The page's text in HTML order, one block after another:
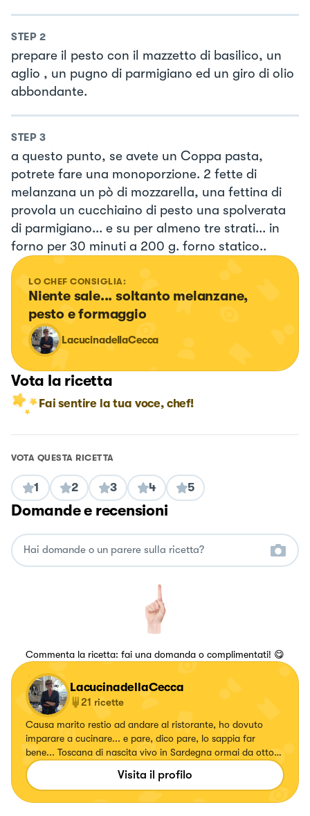
STEP 2
prepare il pesto con il mazzetto di basilico, un
aglio , un pugno di parmigiano ed un giro di olio
abbondante.
STEP 3
a questo punto, se avete un Coppa pasta,
potrete fare una monoporzione. 2 fette di
melanzana un pò di mozzarella, una fettina di
provola un cucchiaino di pesto una spolverata
di parmigiano... e su per almeno tre strati... in
forno per 30 minuti a 200 g. forno statico..
LO CHEF CONSIGLIA:
Niente sale... soltanto melanzane,
pesto e formaggio
LacucinadellaCecca
Vota la ricetta
Fai sentire la tua voce, chef!
VOTA QUESTA RICETTA
1 2 3 4 5
Domande e recensioni
Commenta la ricetta: fai una domanda o complimentati! 😋
LacucinadellaCecca
21 ricette
Causa marito restio ad andare al ristorante, ho dovuto
imparare a cucinare... e pare, dico pare, lo sappia far
bene... Toscana di nascita vivo in Sardegna ormai da otto
anni. Mi piace la pasta, il pesce ed un po meno la carne ...
alle torte, preferisco di gran lunga un buon cioccolatino
Visita il profilo